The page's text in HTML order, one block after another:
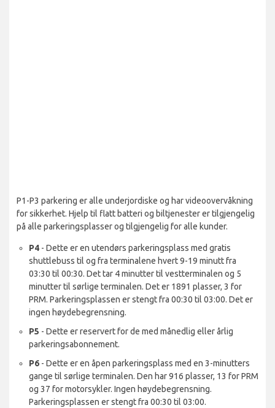
P1-P3 parkering er alle underjordiske og har videoovervåkning
for sikkerhet. Hjelp til flatt batteri og biltjenester er tilgjengelig
på alle parkeringsplasser og tilgjengelig for alle kunder.
P4 - Dette er en utendørs parkeringsplass med gratis
shuttlebuss til og fra terminalene hvert 9-19 minutt fra
03:30 til 00:30. Det tar 4 minutter til vestterminalen og 5
minutter til sørlige terminalen. Det er 1891 plasser, 3 for
PRM. Parkeringsplassen er stengt fra 00:30 til 03:00. Det er
ingen høydebegrensning.
P5 - Dette er reservert for de med månedlig eller årlig
parkeringsabonnement.
P6 - Dette er en åpen parkeringsplass med en 3-minutters
gange til sørlige terminalen. Den har 916 plasser, 13 for PRM
og 37 for motorsykler. Ingen høydebegrensning.
Parkeringsplassen er stengt fra 00:30 til 03:00.